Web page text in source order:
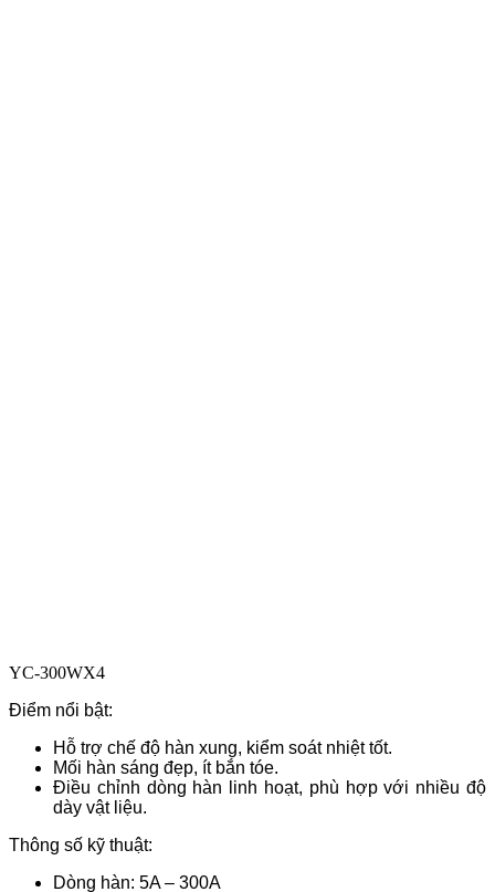
YC-300WX4
Điểm nổi bật:
Hỗ trợ chế độ hàn xung, kiểm soát nhiệt tốt.
Mối hàn sáng đẹp, ít bắn tóe.
Điều chỉnh dòng hàn linh hoạt, phù hợp với nhiều độ
dày vật liệu.
Thông số kỹ thuật:
Dòng hàn: 5A – 300A